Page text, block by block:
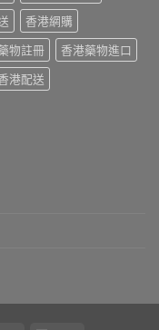
香港網購
物註冊
香港藥物進口
港配送